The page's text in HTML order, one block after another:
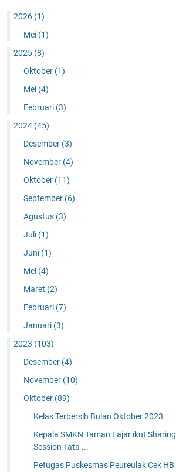
2026 (1)
Mei (1)
2025 (8)
Oktober (1)
Mei (4)
Februari (3)
2024 (45)
Desember (3)
November (4)
Oktober (11)
September (6)
Agustus (3)
Juli (1)
Juni (1)
Mei (4)
Maret (2)
Februari (7)
Januari (3)
2023 (103)
Desember (4)
November (10)
Oktober (89)
Kelas Terbersih Bulan Oktober 2023
Kepala SMKN Taman Fajar ikut Sharing
Session Tata ...
Petugas Puskesmas Peureulak Cek HB